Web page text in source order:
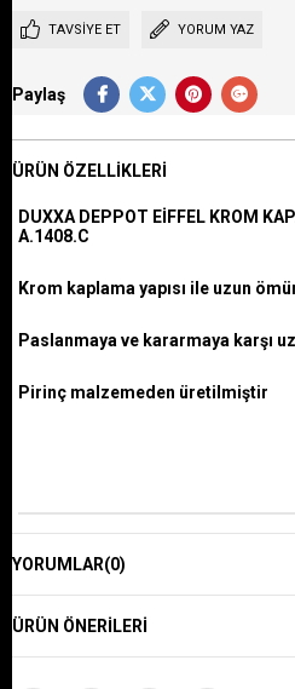
TAVSIYE ET YORUM YAZ
Paylaş
ÜRÜN ÖZELLIKLERI
DUXXA DEPPOT EİFFEL KROM
A.1408.C
Krom kaplama yapısı ile uzun
Paslanmaya ve kararmaya karşı
Pirinç malzemeden üretilmiştir
YORUMLAR(0)
ÜRÜN ÖNERILERI